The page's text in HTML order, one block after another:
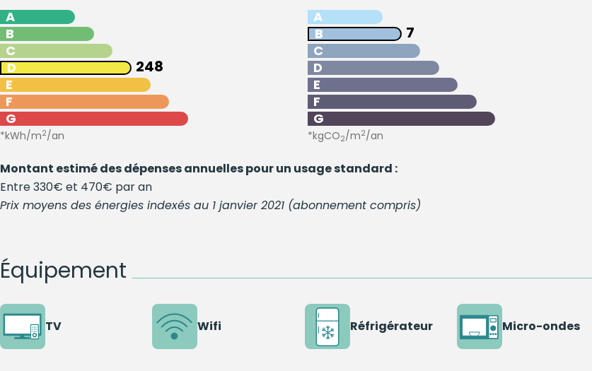
A
B
C
D
248
E
F
G
*kWh/m2/an
A
B
7
C
D
E
F
G
*kgCO2/m2/an
Montant estimé des dépenses annuelles pour un usage standard :
Entre 330€ et 470€ par an
Prix moyens des énergies indexés au 1 janvier 2021 (abonnement compris)
Équipement
TV Wifi Réfrigérateur Micro-ondes